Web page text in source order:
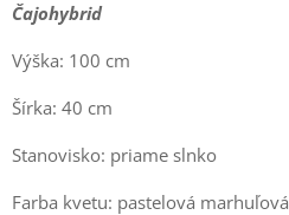
Čajohybrid
Výška: 100 cm
Šírka: 40 cm
Stanovisko: priame slnko
Farba kvetu: pastelová marhuľová